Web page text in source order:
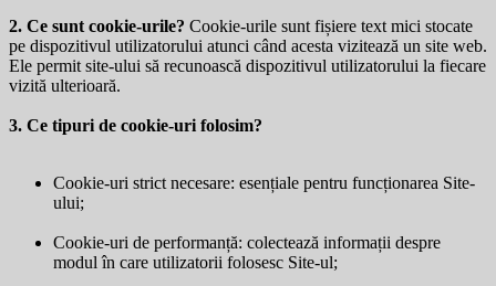
2. Ce sunt cookie-urile? Cookie-urile sunt fișiere text mici stocate
pe dispozitivul utilizatorului atunci când acesta vizitează un site web.
Ele permit site-ului să recunoască dispozitivul utilizatorului la fiecare
vizită ulterioară.
3. Ce tipuri de cookie-uri folosim?
Cookie-uri strict necesare: esențiale pentru funcționarea Site-
ului;
Cookie-uri de performanță: colectează informații despre
modul în care utilizatorii folosesc Site-ul;